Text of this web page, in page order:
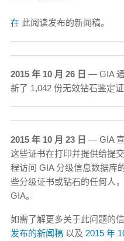
在 此阅读发布的新闻稿。
2015 年 10 月 26 日 — GIA
新了 1,042 份无效钻石鉴定证
2015 年 10 月 23 日 — GIA 宣
这些证书在打印并提供给提
程访问 GIA 分级信息数据库
些分级证书或钻石的任何人
GIA。
如需了解更多关于此问题的
发布的新闻稿 以及 2015 年